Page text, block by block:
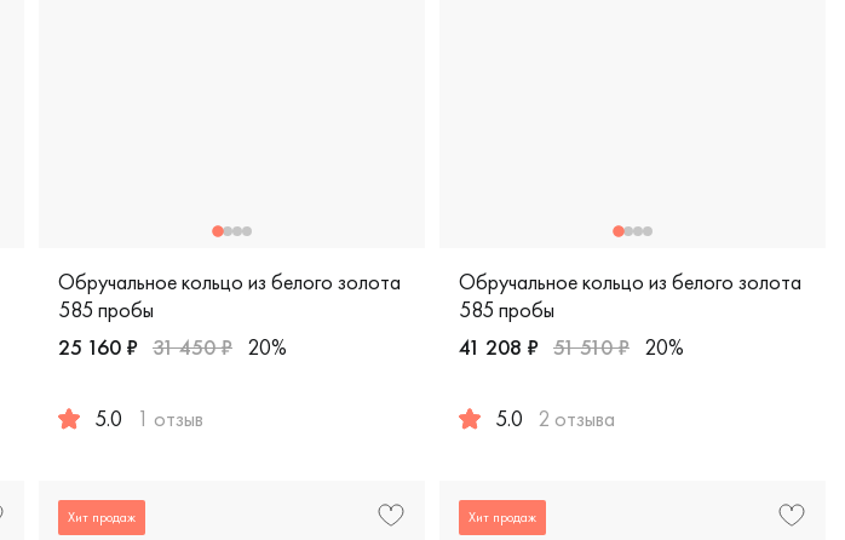
Обручальное кольцо из белого золота
585 пробы
25 160 ₽ 31 450 ₽ 20%
5.0 1 отзыв
Обручальное кольцо из белого золота
585 пробы
41 208 ₽ 51 510 ₽ 20%
5.0 2 отзыва
Хит продаж Хит продаж